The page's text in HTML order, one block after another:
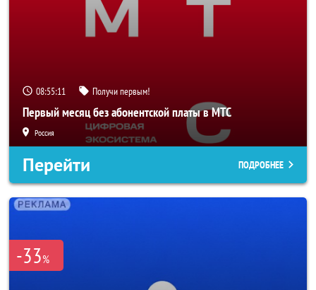
08:55:09 Получи первым!
Первый месяц без абонентской платы в МТС
Россия
Перейти ПОДРОБНЕЕ
-33%